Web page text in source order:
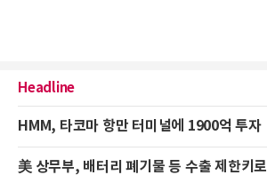
Headline
HMM, 타코마 항만 터미널에 1900억 투자
美 상무부, 배터리 폐기물 등 수출 제한키로